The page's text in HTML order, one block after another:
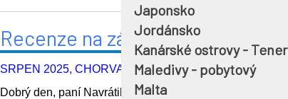
Japonsko
Jordánsko
Kanárské ostrovy -
Maledivy - pobytový
Malta
Recenze na zájezd, průvodce
SRPEN 2025, CHORVATSKO, POBYT S VÝLETY
Dobrý den, paní Navrátilová